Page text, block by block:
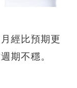
經比預期更
期不穩。